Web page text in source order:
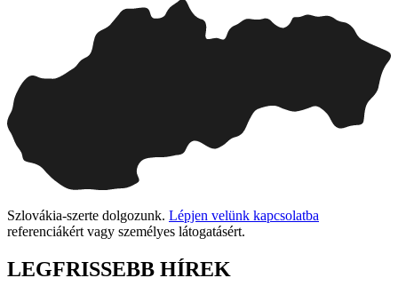
Szlovákia-szerte dolgozunk. Lépjen velünk kapcsolatba
referenciákért vagy személyes látogatásért.
LEGFRISSEBB HÍREK